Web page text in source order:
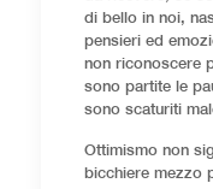
di bello in noi,
pensieri ed
non riconoscere
sono partite le
sono scaturiti
Ottimismo non
bicchiere mezzo